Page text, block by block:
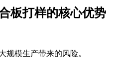
板打样的核心优势
规模生产带来的风险。